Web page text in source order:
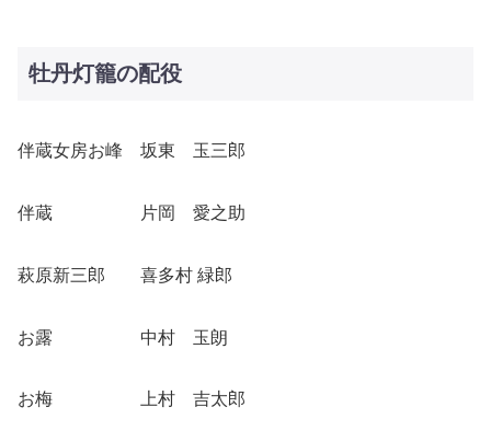
牡丹灯籠の配役
伴蔵女房お峰 坂東 玉三郎
伴蔵 片岡 愛之助
萩原新三郎 喜多村 緑郎
お露 中村 玉朗
お梅 上村 吉太郎